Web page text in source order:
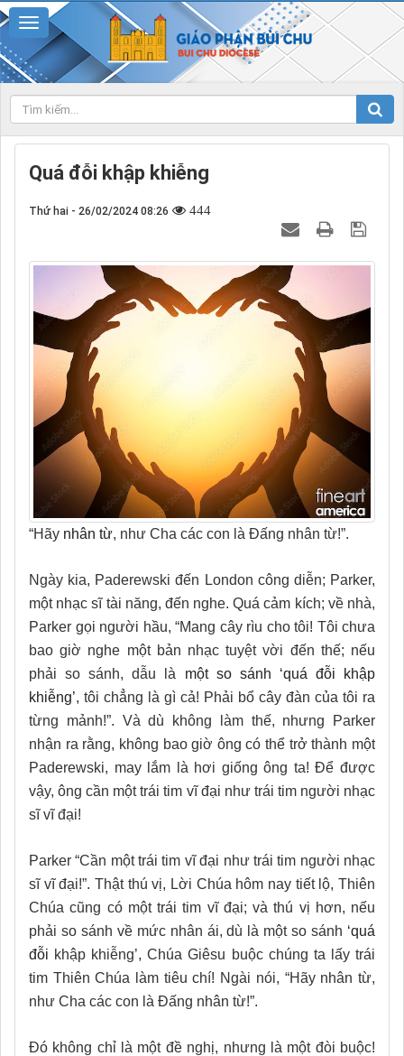
Quá đỗi khập khiễng
Thứ hai - 26/02/2024 08:26 444
“Hãy nhân từ, như Cha các con là Ðấng nhân từ!”.
Ngày kia, Paderewski đến London công diễn; Parker,
một nhạc sĩ tài năng, đến nghe. Quá cảm kích; về nhà,
Parker gọi người hầu, “Mang cây rìu cho tôi! Tôi chưa
bao giờ nghe một bản nhạc tuyệt vời đến thế; nếu
phải so sánh, dẫu là một so sánh ‘quá đỗi khập
khiễng’, tôi chẳng là gì cả! Phải bổ cây đàn của tôi ra
từng mảnh!”. Và dù không làm thế, nhưng Parker
nhận ra rằng, không bao giờ ông có thể trở thành một
Paderewski, may lắm là hơi giống ông ta! Để được
vậy, ông cần một trái tim vĩ đại như trái tim người nhạc
sĩ vĩ đại!
Parker “Cần một trái tim vĩ đại như trái tim người nhạc
sĩ vĩ đại!”. Thật thú vị, Lời Chúa hôm nay tiết lộ, Thiên
Chúa cũng có một trái tim vĩ đại; và thú vị hơn, nếu
phải so sánh về mức nhân ái, dù là một so sánh ‘quá
đỗi khập khiễng’, Chúa Giêsu buộc chúng ta lấy trái
tim Thiên Chúa làm tiêu chí! Ngài nói, “Hãy nhân từ,
như Cha các con là Ðấng nhân từ!”.
Đó không chỉ là một đề nghị, nhưng là một đòi buộc!